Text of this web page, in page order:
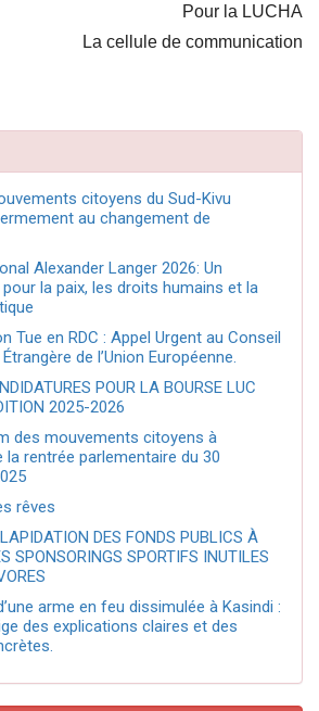
Pour la LUCHA
La cellule de communication
citoyens du Sud-Kivu
au changement de
Alexander Langer 2026: Un
la paix, les droits humains et la
Tue en RDC : Appel Urgent au Conseil
de l’Union Européenne.
POUR LA BOURSE LUC
2025-2026
des mouvements citoyens à
la rentrée parlementaire du 30
rêves
DES FONDS PUBLICS À
SPONSORINGS SPORTIFS INUTILES
arme en feu dissimulée à Kasindi :
des explications claires et des